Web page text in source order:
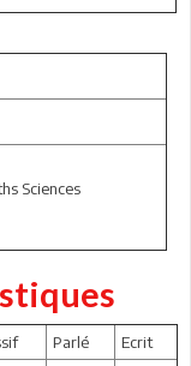
Sciences
Parlé
Ecrit